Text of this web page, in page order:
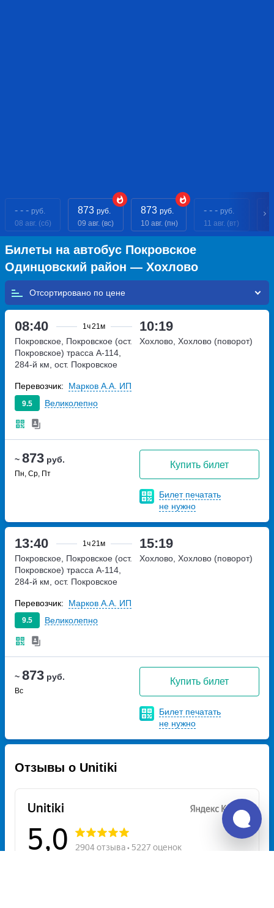
- - - руб.
08 авг. (сб)
873 руб.
09 авг. (вс)
873 руб.
10 авг. (пн)
- - - руб.
11 авг. (вт)
Билеты на автобус Покровское
Одинцовский район — Хохлово
Отсортировано по
08:40 1ч21м 10:19
~ 873 руб.
Пн, Ср, Пт
Купить билет
Билет печатать
не нужно
Покровское, Покровское (ост.
Покровское) трасса А-114,
284-й км, ост. Покровское
Хохлово, Хохлово (поворот)
9.5 Великолепно
Перевозчик: Марков А.А. ИП
13:40 1ч21м 15:19
~ 873 руб.
Вс
Купить билет
Билет печатать
не нужно
Покровское, Покровское (ост.
Покровское) трасса А-114,
284-й км, ост. Покровское
Хохлово, Хохлово (поворот)
9.5 Великолепно
Перевозчик: Марков А.А. ИП
Отзывы о Unitiki